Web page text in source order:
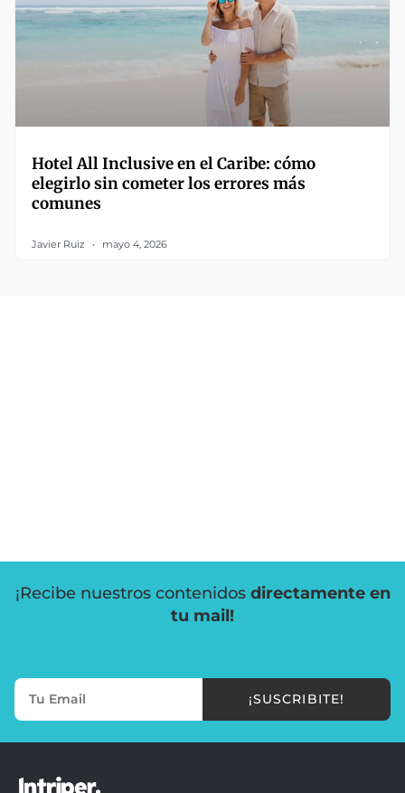
Hotel All Inclusive en el Caribe: cómo
elegirlo sin cometer los errores más
comunes
Javier Ruiz mayo 4, 2026
¡Recibe nuestros contenidos directamente en
tu mail!
¡SUSCRIBITE!